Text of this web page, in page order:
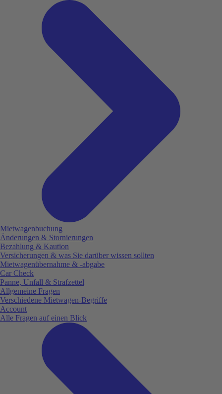
Mietwagenbuchung
Änderungen & Stornierungen
Bezahlung & Kaution
Versicherungen & was Sie darüber wissen sollten
Mietwagenübernahme & -abgabe
Car Check
Panne, Unfall & Strafzettel
Allgemeine Fragen
Verschiedene Mietwagen-Begriffe
Account
Alle Fragen auf einen Blick